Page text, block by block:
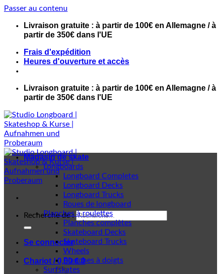
Passer au contenu
Livraison gratuite : à partir de 100€ en Allemagne / à
partir de 350€ dans l'UE
Frais d'expédition
Heures d'ouverture et accès
Livraison gratuite : à partir de 100€ en Allemagne / à
partir de 350€ dans l'UE
Recherche de :
Se connecter
Chariot /0,00€ 0
Magasin de skate
Longboards
Longboard Completes
Longboard Decks
Longboard Trucks
Roues de longboard
Planches à roulettes
Planches complètes
Skateboard Decks
Skateboard Trucks
Wheels
Planches à doigts
Surfskates